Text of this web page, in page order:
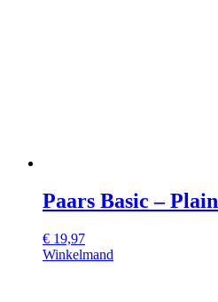
Paars Basic –
€ 19,97
Winkelmand